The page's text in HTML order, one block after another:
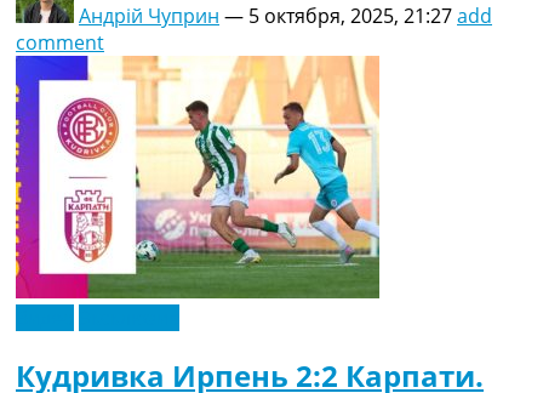
Андрій Чуприн — 5 октября, 2025, 21:27add
comment
Кудривка Ирпень 2:2 Карпати.